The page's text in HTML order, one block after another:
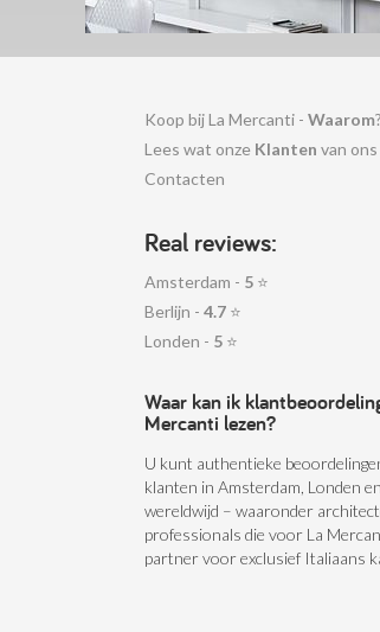
Koop bij La Mercanti - Waarom?
Lees wat onze Klanten van
Contacten
Real reviews:
Amsterdam - 5 ⭐
Berlijn - 4.7 ⭐
Londen - 5 ⭐
Waar kan ik
Mercanti lezen?
U kunt authentieke
klanten in Amsterdam, Londen
wereldwijd – waaronder
professionals die voor La
partner voor exclusief Italiaans